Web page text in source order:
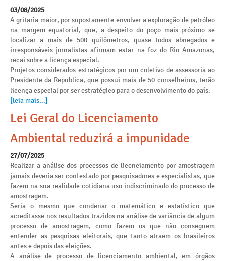
03/08/2025
A gritaria maior, por supostamente envolver a exploração de petróleo
na margem equatorial, que, a despeito do poço mais próximo se
localizar a mais de 500 quilômetros, quase todos abnegados e
irresponsáveis jornalistas afirmam estar na foz do Rio Amazonas,
recai sobre a licença especial.
Projetos considerados estratégicos por um coletivo de assessoria ao
Presidente da Republica, que possui mais de 50 conselheiros, terão
licença especial por ser estratégico para o desenvolvimento do país.
[leia mais...]
Lei Geral do Licenciamento
Ambiental reduzirá a impunidade
27/07/2025
Realizar a análise dos processos de licenciamento por amostragem
jamais deveria ser contestado por pesquisadores e especialistas, que
fazem na sua realidade cotidiana uso indiscriminado do processo de
amostragem.
Seria o mesmo que condenar o matemático e estatístico que
acreditasse nos resultados trazidos na análise de variância de algum
processo de amostragem, como fazem os que não conseguem
entender as pesquisas eleitorais, que tanto atraem os brasileiros
antes e depois das eleições.
A análise de processo de licenciamento ambiental, em órgãos